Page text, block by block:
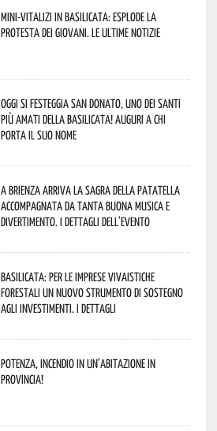
Mini-vitalizi in Basilicata: esplode la
protesta dei giovani. Le ultime notizie
Oggi si festeggia San Donato, uno dei Santi
più amati della Basilicata! Auguri a chi
porta il suo nome
A Brienza arriva la Sagra della Patatella
accompagnata da tanta buona musica e
divertimento. I dettagli dell’evento
Basilicata: per le imprese vivaistiche
forestali un nuovo strumento di sostegno
agli investimenti. I dettagli
Potenza, incendio in un’abitazione in
provincia!